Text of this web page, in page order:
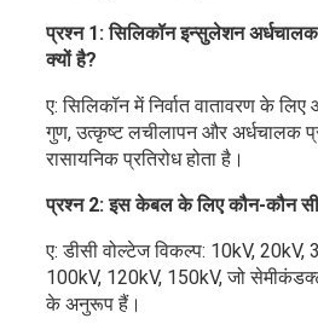
प्रश्न 1: सिलिकॉन इन्सुलेशन अर्धचालक
क्यों है?
ए: सिलिकॉन में निर्वात वातावरण के
गुण, उत्कृष्ट लचीलापन और अर्धचालक
रासायनिक प्रतिरोध होता है।
प्रश्न 2: इस केबल के लिए कौन-कौन सी
ए: डीसी वोल्टेज विकल्प: 10kV, 20kV,
100kV, 120kV, 150kV, जो
के अनुरूप हैं।